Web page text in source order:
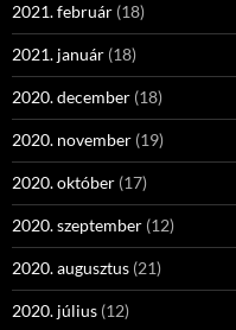
2021. február (18)
2021. január (18)
2020. december (18)
2020. november (19)
2020. október (17)
2020. szeptember (12)
2020. augusztus (21)
2020. július (12)